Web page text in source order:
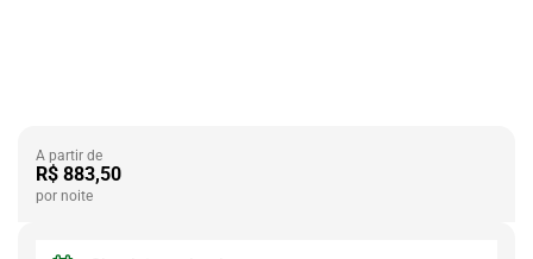
A partir de
R$ 883,50
por noite